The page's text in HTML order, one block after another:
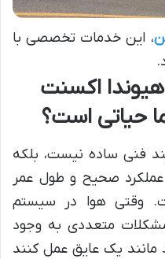
، این خدمات تخصصی با
هیوندا اکسنت
حیاتی است؟
فنی ساده نیست، بلکه
صحیح و طول عمر
وقتی هوا در سیستم
متعددی به وجود
مانند یک عایق عمل کنند